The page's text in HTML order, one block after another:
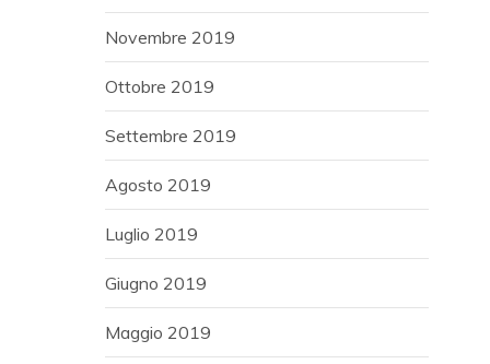
Novembre 2019
Ottobre 2019
Settembre 2019
Agosto 2019
Luglio 2019
Giugno 2019
Maggio 2019